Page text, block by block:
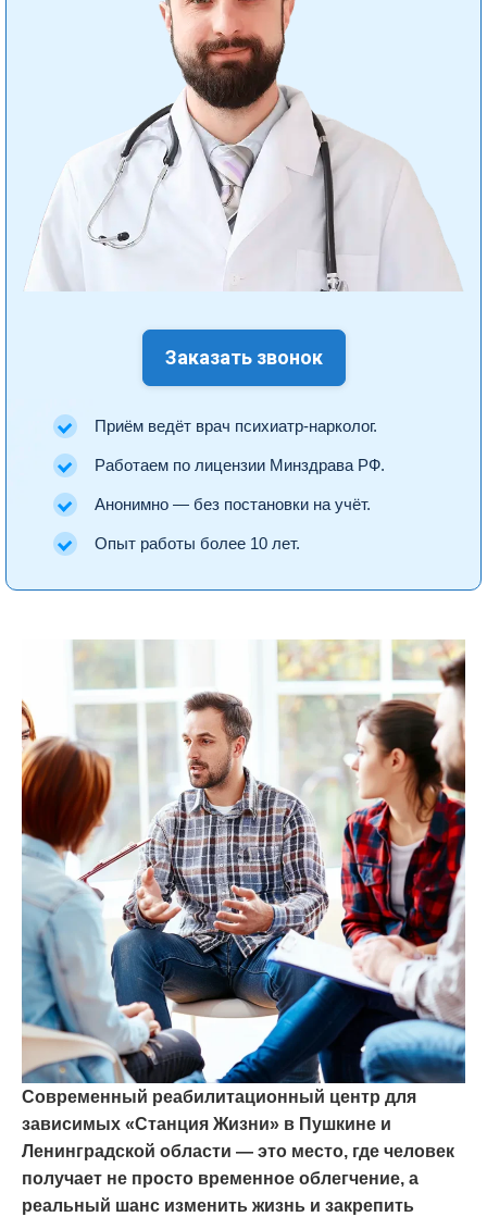
Заказать звонок
Приём ведёт врач психиатр-нарколог.
Работаем по лицензии Минздрава РФ.
Анонимно — без постановки на учёт.
Опыт работы более 10 лет.
Современный реабилитационный центр для
зависимых «Станция Жизни» в Пушкине и
Ленинградской области — это место, где человек
получает не просто временное облегчение, а
реальный шанс изменить жизнь и закрепить